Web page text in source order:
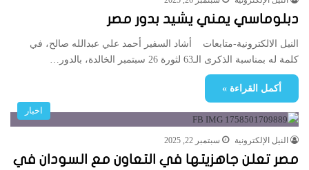
دبلوماسي يمني يشيد بدور مصر
النيل الالكترونية-متابعات أشاد السفير أحمد علي عبدالله صالح، في
كلمة له بمناسبة الذكرى الـ63 لثورة 26 سبتمبر الخالدة، بالدور…
أكمل القراءة »
اخبار
النيل الإلكترونية سبتمبر 22, 2025
مصر تعلن جاهزيتها في التعاون مع السودان في